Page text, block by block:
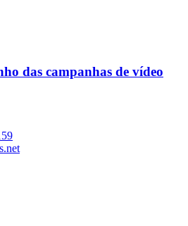
das campanhas de vídeo